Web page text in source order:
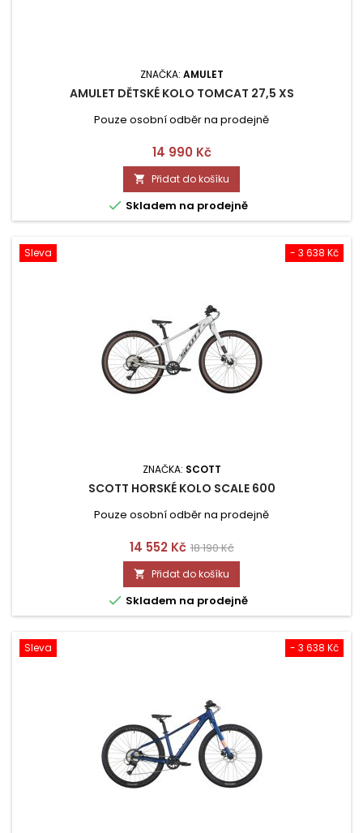
ZNAČKA: AMULET
AMULET DĚTSKÉ KOLO TOMCAT 27,5 XS
Pouze osobní odběr na prodejně
Cena
14 990 Kč
 Přidat do košíku
 Skladem na prodejně
- 3 638 Kč
Sleva
ZNAČKA: SCOTT
SCOTT HORSKÉ KOLO SCALE 600
Pouze osobní odběr na prodejně
Cena
14 552 Kč Běžná
cena
18 190 Kč
 Přidat do košíku
 Skladem na prodejně
- 3 638 Kč
Sleva